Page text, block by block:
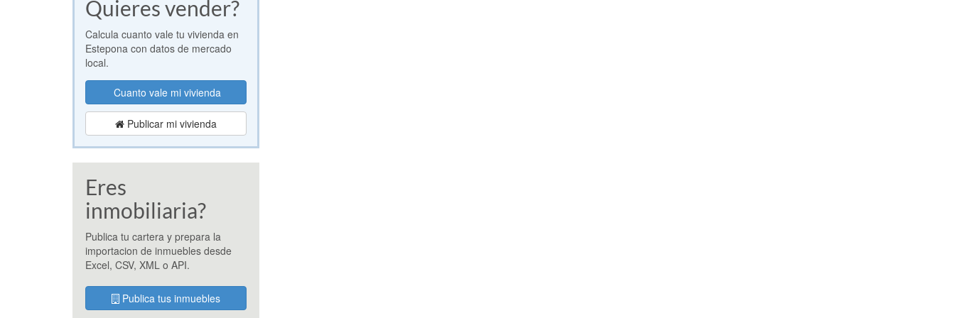
Quieres vender?
Calcula cuanto vale tu vivienda en
Estepona con datos de mercado
local.
Cuanto vale mi vivienda
Publicar mi vivienda
Eres
inmobiliaria?
Publica tu cartera y prepara la
importacion de inmuebles desde
Excel, CSV, XML o API.
Publica tus inmuebles